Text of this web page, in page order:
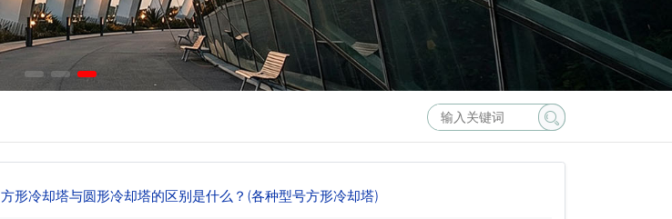
方形冷却塔与圆形冷却塔的区别是什么？(各种型号方形冷却塔)